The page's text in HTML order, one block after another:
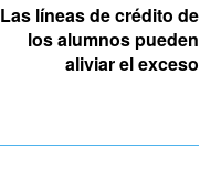
Las líneas de crédito de
los alumnos pueden
aliviar el exceso